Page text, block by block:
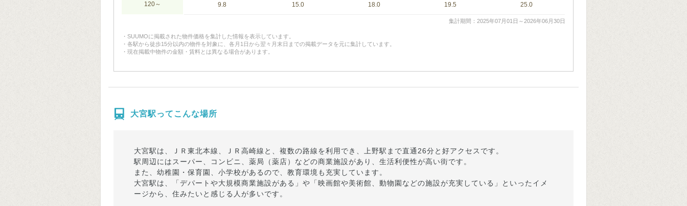
120～ 9.8 15.0 18.0 19.5 25.0
集計期間：2025年07月01日～2026年06月30日
SUUMOに掲載された物件価格を集計した情報を表示しています。
各駅から徒歩15分以内の物件を対象に、各月1日から翌々月末日までの掲載データを元に集計しています。
現在掲載中物件の金額・賃料とは異なる場合があります。
大宮駅ってこんな場所
大宮駅は、ＪＲ東北本線、ＪＲ高崎線と、複数の路線を利用でき、上野駅まで直通26分と好アクセスです。
駅周辺にはスーパー、コンビニ、薬局（薬店）などの商業施設があり、生活利便性が高い街です。
また、幼稚園・保育園、小学校があるので、教育環境も充実しています。
大宮駅は、「デパートや大規模商業施設がある」や「映画館や美術館、動物園などの施設が充実している」といったイメ
ージから、住みたいと感じる人が多いです。